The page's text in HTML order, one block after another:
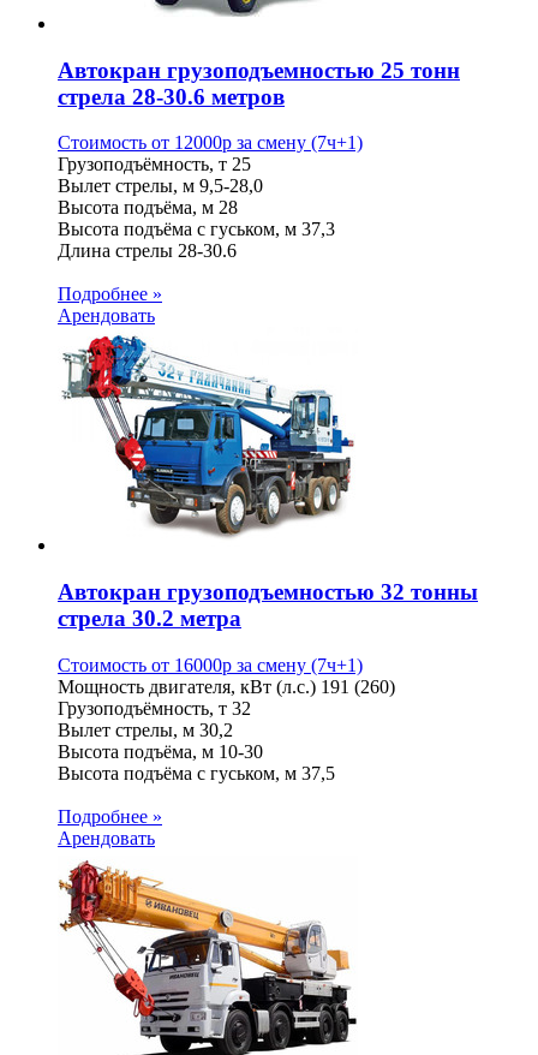
Автокран грузоподъемностью 25 тонн
стрела 28-30.6 метров
Стоимость от 12000p за смену (7ч+1)
Грузоподъёмность, т 25
Вылет стрелы, м 9,5-28,0
Высота подъёма, м 28
Высота подъёма с гуськом, м 37,3
Длина стрелы 28-30.6
Подробнее »
Арендовать
Автокран грузоподъемностью 32 тонны
стрела 30.2 метра
Стоимость от 16000p за смену (7ч+1)
Мощность двигателя, кВт (л.с.) 191 (260)
Грузоподъёмность, т 32
Вылет стрелы, м 30,2
Высота подъёма, м 10-30
Высота подъёма с гуськом, м 37,5
Подробнее »
Арендовать